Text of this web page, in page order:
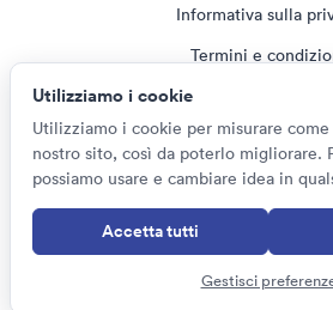
Informativa sulla
Termini e
Impostazioni
© Psychometric Tests
Italiano
Utilizziamo i cookie
Utilizziamo i cookie per misurare
nostro sito, così da poterlo migliorare.
possiamo usare e cambiare idea in
Accetta tutti
Gestisci